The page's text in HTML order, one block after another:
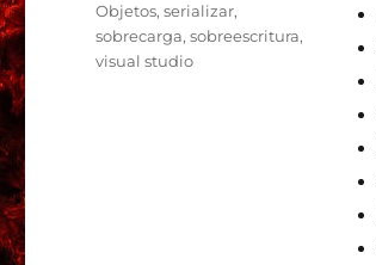
Objetos,serializar,
sobrecarga,sobreescritura,
visual studio